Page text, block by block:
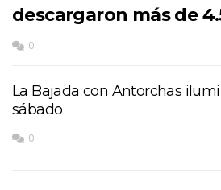
descargaron más de
0
La Bajada con Antorchas
sábado
0